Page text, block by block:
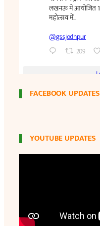
FACEBOOK UPDATES
YOUTUBE UPDATES